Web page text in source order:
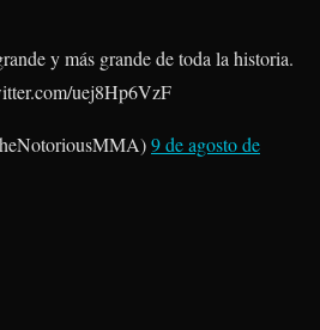
y más grande de toda la historia.
uej8Hp6VzF
9 de agosto de